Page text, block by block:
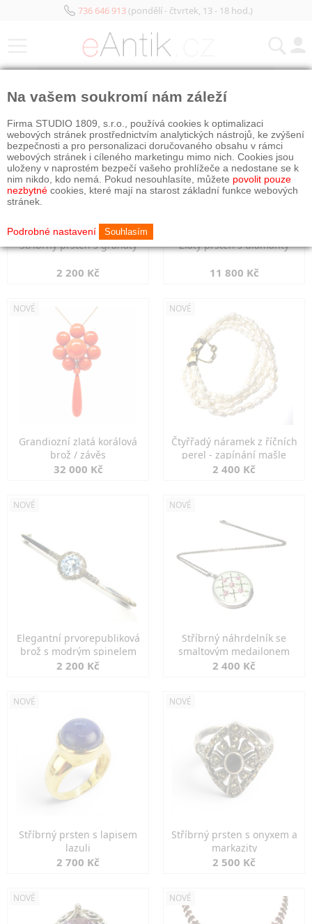
736 646 913(pondělí - čtvrtek, 13 - 18 hod.)
Stříbrný prsten s granáty
2 200 Kč
Zlatý prsten s diamanty
11 800 Kč
NOVÉ
Grandiozní zlatá korálová
brož / závěs
32 000 Kč
NOVÉ
Čtyřřadý náramek z říčních
perel - zapínání mašle
2 400 Kč
NOVÉ
Elegantní prvorepubliková
brož s modrým spinelem
2 200 Kč
NOVÉ
Stříbrný náhrdelník se
smaltovým medailonem
2 400 Kč
NOVÉ
Stříbrný prsten s lapisem
lazuli
2 700 Kč
NOVÉ
Stříbrný prsten s onyxem a
markazity
2 500 Kč
NOVÉ NOVÉ
Na vašem soukromí nám záleží
Firma STUDIO 1809, s.r.o., používá cookies k optimalizaci
webových stránek prostřednictvím analytických nástrojů, ke zvýšení
bezpečnosti a pro personalizaci doručovaného obsahu v rámci
webových stránek i cíleného marketingu mimo nich. Cookies jsou
uloženy v naprostém bezpečí vašeho prohlížeče a nedostane se k
nim nikdo, kdo nemá. Pokud nesouhlasíte, můžete povolit pouze
nezbytné cookies, které mají na starost základní funkce webových
stránek.
Podrobné nastavení Souhlasím